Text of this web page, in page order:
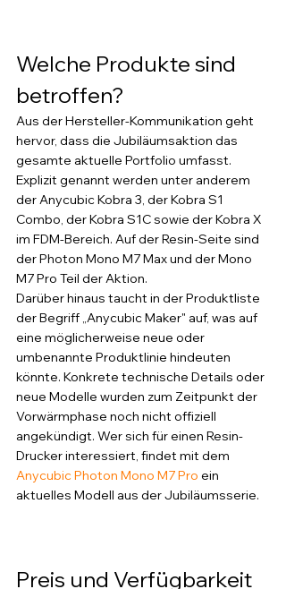
Welche Produkte sind
betroffen?
Aus der Hersteller-Kommunikation geht
hervor, dass die Jubiläumsaktion das
gesamte aktuelle Portfolio umfasst.
Explizit genannt werden unter anderem
der Anycubic Kobra 3, der Kobra S1
Combo, der Kobra S1C sowie der Kobra X
im FDM-Bereich. Auf der Resin-Seite sind
der Photon Mono M7 Max und der Mono
M7 Pro Teil der Aktion.
Darüber hinaus taucht in der Produktliste
der Begriff „Anycubic Maker" auf, was auf
eine möglicherweise neue oder
umbenannte Produktlinie hindeuten
könnte. Konkrete technische Details oder
neue Modelle wurden zum Zeitpunkt der
Vorwärmphase noch nicht offiziell
angekündigt. Wer sich für einen Resin-
Drucker interessiert, findet mit dem
Anycubic Photon Mono M7 Pro ein
aktuelles Modell aus der Jubiläumsserie.
Preis und Verfügbarkeit